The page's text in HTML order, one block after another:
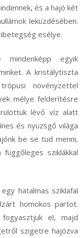
és a hajó két
leküzdésében.
esélye.
mindenképp egyik
A kristálytiszta
növényzettel
mélye felderítésre
lévő víz alatt
és nyüzsgő világa
be se tud menni,
sziklákkal
hatalmas sziklafal
homokos partot.
fogyasztjuk el, majd
szigetre hajózva